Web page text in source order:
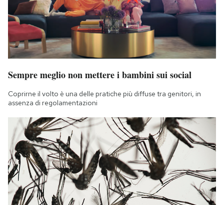
Sempre meglio non mettere i bambini sui social
Coprirne il volto è una delle pratiche più diffuse tra genitori, in
assenza di regolamentazioni